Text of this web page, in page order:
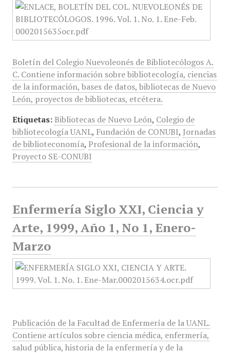
Boletín del Colegio Nuevoleonés de Bibliotecólogos A.
C. Contiene información sobre bibliotecología, ciencias
de la información, bases de datos, bibliotecas de Nuevo
León, proyectos de bibliotecas, etcétera.
Etiquetas: Bibliotecas de Nuevo León, Colegio de
bibliotecología UANL, Fundación de CONUBI, Jornadas
de biblioteconomía, Profesional de la información,
Proyecto SE-CONUBI
Enfermería Siglo XXI, Ciencia y
Arte, 1999, Año 1, No 1, Enero-
Marzo
Publicación de la Facultad de Enfermería de la UANL.
Contiene artículos sobre ciencia médica, enfermería,
salud pública, historia de la enfermería y de la